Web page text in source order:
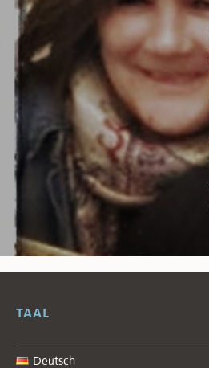
TAAL
Deutsch